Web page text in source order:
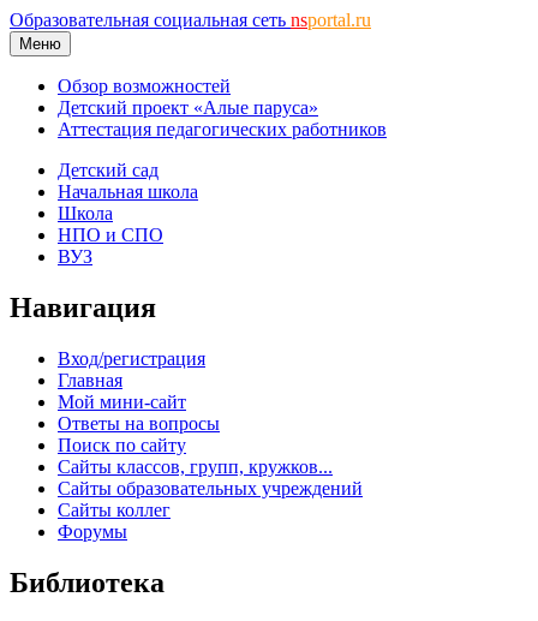
Образовательная социальная сеть nsportal.ru
Меню
Обзор возможностей
Детский проект «Алые паруса»
Аттестация педагогических работников
Детский сад
Начальная школа
Школа
НПО и СПО
ВУЗ
Навигация
Вход/регистрация
Главная
Мой мини-сайт
Ответы на вопросы
Поиск по сайту
Сайты классов, групп, кружков...
Сайты образовательных учреждений
Сайты коллег
Форумы
Библиотека